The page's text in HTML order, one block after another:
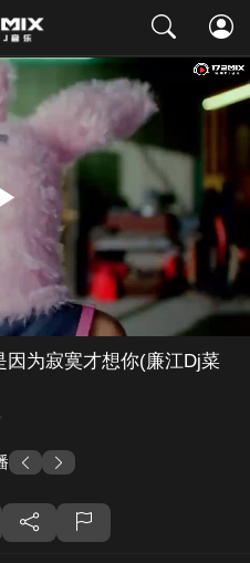
取消
因为寂寞才想你(廉江Dj菜